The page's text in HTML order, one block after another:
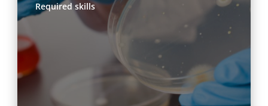
Required skills